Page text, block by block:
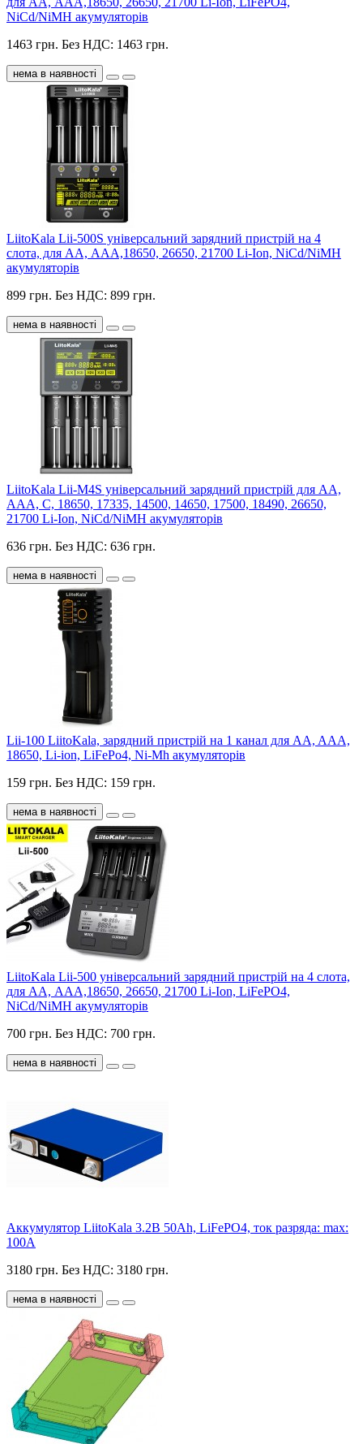
NiCd/NiMH акумуляторів
1463 грн. Без НДС: 1463 грн.
нема в наявності
LiitoKala Lii-500S універсальний зарядний пристрій на 4
слота, для АА, ААА,18650, 26650, 21700 Li-Ion, NiCd/NiMH
акумуляторів
899 грн. Без НДС: 899 грн.
нема в наявності
LiitoKala Lii-M4S універсальний зарядний пристрій для АА,
ААА, C, 18650, 17335, 14500, 14650, 17500, 18490, 26650,
21700 Li-Ion, NiCd/NiMH акумуляторів
636 грн. Без НДС: 636 грн.
нема в наявності
Lii-100 LiitoKala, зарядний пристрій на 1 канал для AA, AAA,
18650, Li-ion, LiFePo4, Ni-Mh акумуляторів
159 грн. Без НДС: 159 грн.
нема в наявності
LiitoKala Lii-500 універсальний зарядний пристрій на 4 слота,
для АА, ААА,18650, 26650, 21700 Li-Ion, LiFePO4,
NiCd/NiMH акумуляторів
700 грн. Без НДС: 700 грн.
нема в наявності
Аккумулятор LiitoKala 3.2В 50Ah, LiFePO4, ток разряда: max:
100A
3180 грн. Без НДС: 3180 грн.
нема в наявності